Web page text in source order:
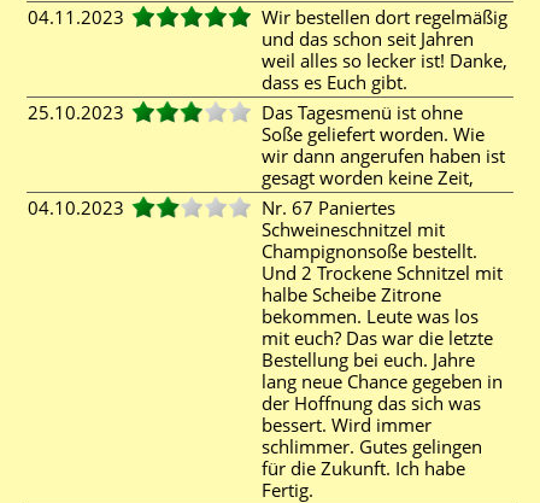
04.11.2023
Wir bestellen dort regelmäßig
und das schon seit Jahren
weil alles so lecker ist! Danke,
dass es Euch gibt.
25.10.2023
Das Tagesmenü ist ohne
Soße geliefert worden. Wie
wir dann angerufen haben ist
gesagt worden keine Zeit,
04.10.2023
Nr. 67 Paniertes
Schweineschnitzel mit
Champignonsoße bestellt.
Und 2 Trockene Schnitzel mit
halbe Scheibe Zitrone
bekommen. Leute was los
mit euch? Das war die letzte
Bestellung bei euch. Jahre
lang neue Chance gegeben in
der Hoffnung das sich was
bessert. Wird immer
schlimmer. Gutes gelingen
für die Zukunft. Ich habe
Fertig.